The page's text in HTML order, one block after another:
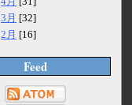
3月 [32]
2月 [16]
Feed